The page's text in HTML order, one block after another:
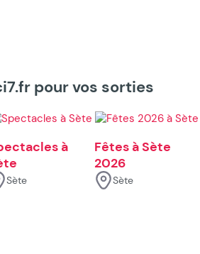
pour vos sorties
à
Sète
Fêtes à Sète
2026
Sète